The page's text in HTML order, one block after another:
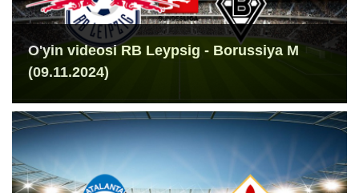
O'yin videosi RB Leypsig - Borussiya M
(09.11.2024)